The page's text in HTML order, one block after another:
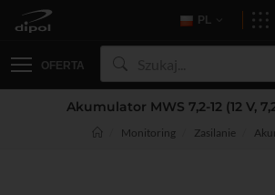
PL
OFERTA
Akumulator MWS 7,2-12 (12 V,
Monitoring Zasilanie